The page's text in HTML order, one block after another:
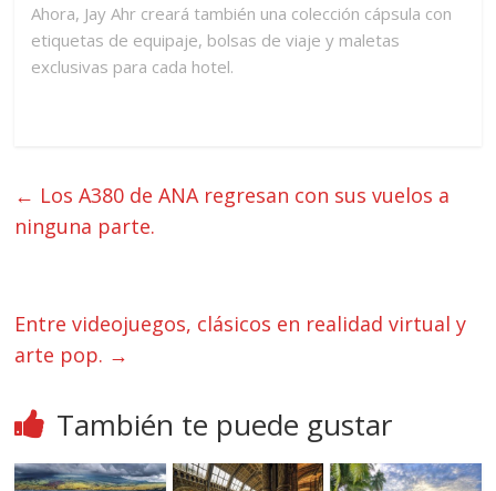
Ahora, Jay Ahr creará también una colección cápsula con
etiquetas de equipaje, bolsas de viaje y maletas
exclusivas para cada hotel.
← Los A380 de ANA regresan con sus vuelos a
ninguna parte.
Entre videojuegos, clásicos en realidad virtual y
arte pop. →
También te puede gustar